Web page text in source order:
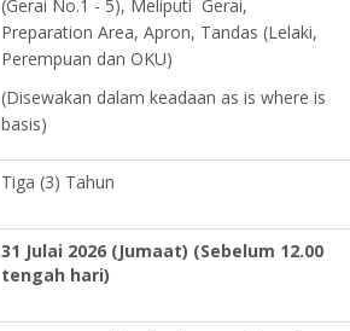
(Gerai No.1 - 5), Meliputi Gerai,
Preparation Area, Apron, Tandas (Lelaki,
Perempuan dan OKU)
(Disewakan dalam keadaan as is where is
basis)
Tiga (3) Tahun
31 Julai 2026 (Jumaat) (Sebelum 12.00
tengah hari)